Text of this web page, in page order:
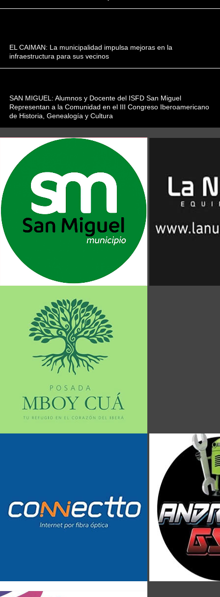
EL CAIMAN: La municipalidad impulsa mejoras en la
infraestructura para sus vecinos
SAN MIGUEL: Alumnos y Docente del ISFD San ​​Miguel
Representan a la Comunidad en el III Congreso Iberoamericano
de Historia, Genealogía y Cultura